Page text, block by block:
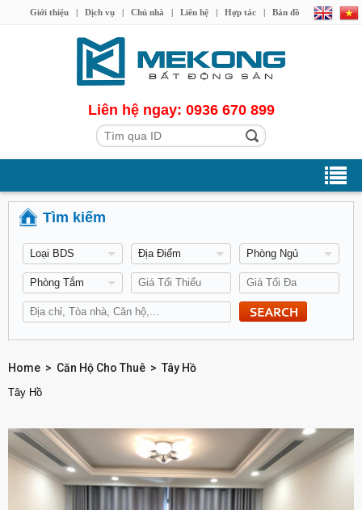
Giới thiệu | Dịch vụ | Chủ nhà | Liên hệ | Hợp tác | Bản đồ
Liên hệ ngay: 0936 670 899
Tìm kiếm
Home> Căn Hộ Cho Thuê> Tây Hồ
Tây Hồ